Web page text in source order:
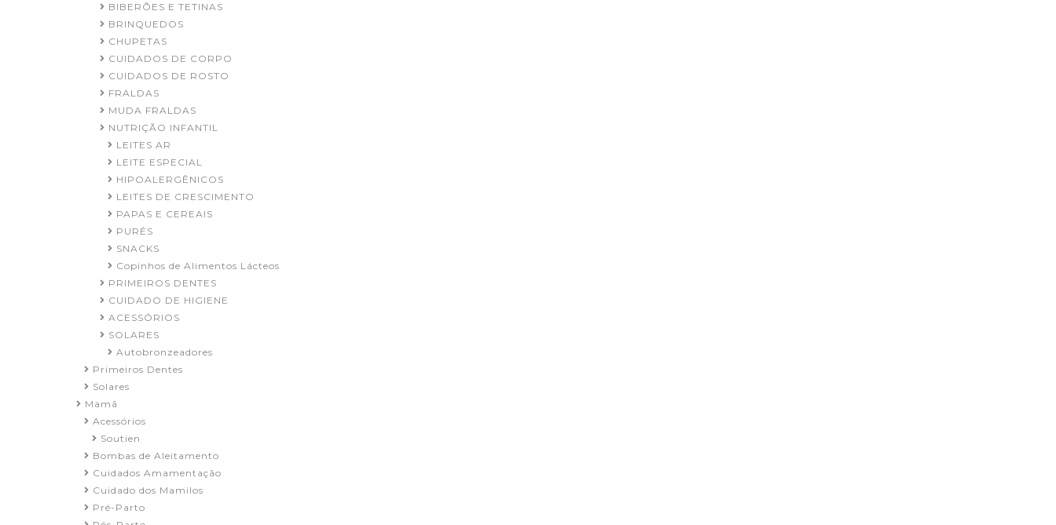
BIBERÕES E TETINAS
BRINQUEDOS
CHUPETAS
CUIDADOS DE CORPO
CUIDADOS DE ROSTO
FRALDAS
MUDA FRALDAS
NUTRIÇÃO INFANTIL
LEITES AR
LEITE ESPECIAL
HIPOALERGÊNICOS
LEITES DE CRESCIMENTO
PAPAS E CEREAIS
PURÉS
SNACKS
Copinhos de Alimentos Lácteos
PRIMEIROS DENTES
CUIDADO DE HIGIENE
ACESSÓRIOS
SOLARES
Autobronzeadores
Primeiros Dentes
Solares
Mamã
Acessórios
Soutien
Bombas de Aleitamento
Cuidados Amamentação
Cuidado dos Mamilos
Pré-Parto